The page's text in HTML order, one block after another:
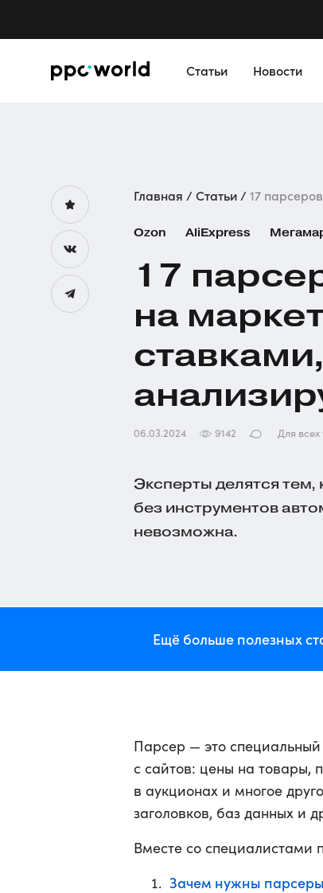
Статьи Новости
Главная Статьи 17
Ozon AliExpress
17
на
06.03.2024 9142 Для
Эксперты делятся
без инструментов
невозможна.
Ещё больше полезных
Парсер — это
с сайтов: цены на товары,
в аукционах и многое
заголовков, баз данных и
Вместе со специалистами
Зачем нужны